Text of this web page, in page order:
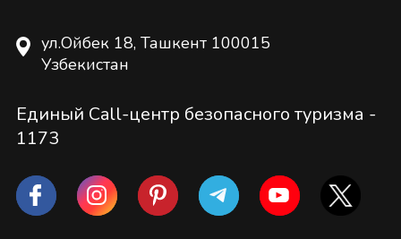
ул.Ойбек 18, Ташкент 100015
Узбекистан
Единый Call-центр безопасного туризма -
1173